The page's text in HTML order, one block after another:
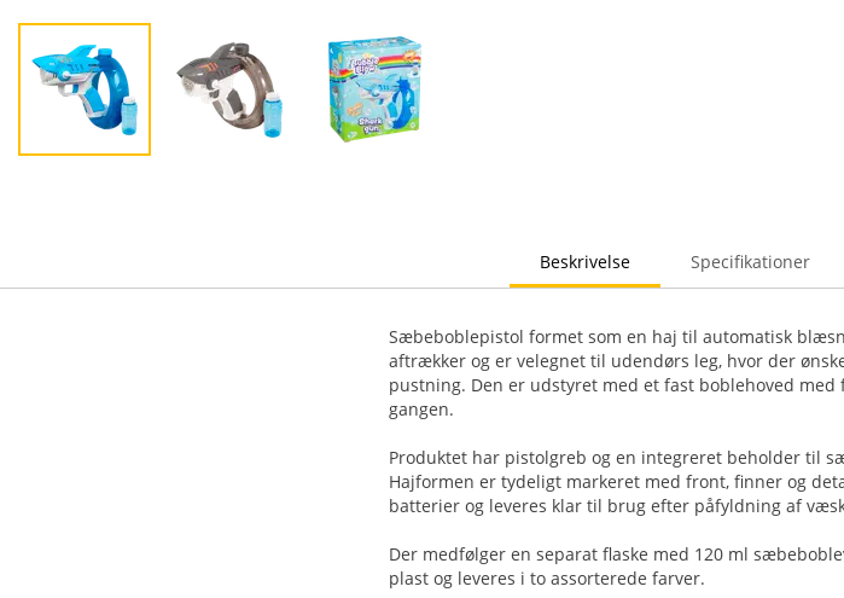
Beskrivelse Specifikationer
Sæbeboblepistol formet som en haj til automatisk
aftrækker og er velegnet til udendørs leg, hvor der
pustning. Den er udstyret med et fast boblehoved
gangen.
Produktet har pistolgreb og en integreret beholder til
Hajformen er tydeligt markeret med front, finner og
batterier og leveres klar til brug efter påfyldning af
Der medfølger en separat flaske med 120 ml
plast og leveres i to assorterede farver.